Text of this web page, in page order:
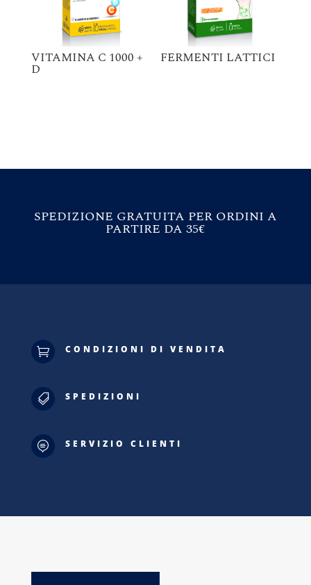
VITAMINA C 1000 +
D
FERMENTI LATTICI
SPEDIZIONE GRATUITA PER ORDINI A
PARTIRE DA 35€
 CONDIZIONI DI VENDITA
 SPEDIZIONI
 SERVIZIO CLIENTI